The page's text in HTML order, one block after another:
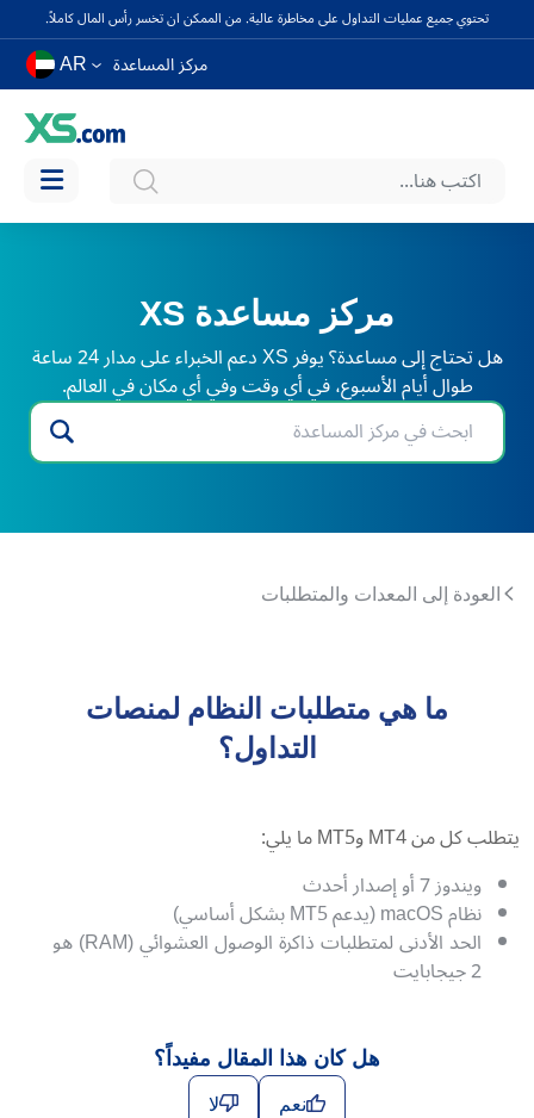
تحتوي جميع عمليات التداول على مخاطرة عالية. من الممكن ان تخسر رأس المال كاملاً.
مركز المساعدة AR
مركز مساعدة XS
هل تحتاج إلى مساعدة؟ يوفر XS دعم الخبراء على مدار 24 ساعة
طوال أيام الأسبوع، في أي وقت وفي أي مكان في العالم.
العودة إلى المعدات والمتطلبات
ما هي متطلبات النظام لمنصات
التداول؟
يتطلب كل من MT4 وMT5 ما يلي:
ويندوز 7 أو إصدار أحدث
نظام macOS (يدعم MT5 بشكل أساسي)
الحد الأدنى لمتطلبات ذاكرة الوصول العشوائي (RAM) هو
2 جيجابايت
هل كان هذا المقال مفيداً؟
نعم لا